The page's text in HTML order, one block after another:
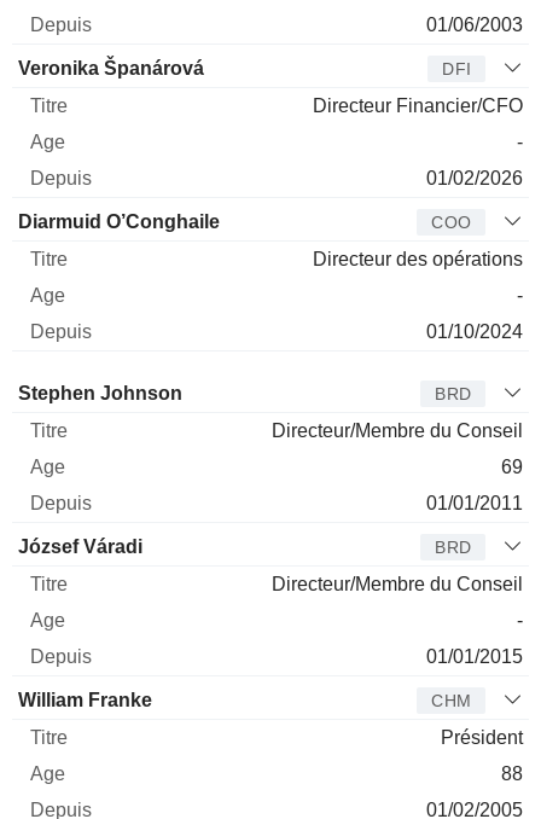
01/06/2003
Veronika Španárová DFI
Directeur Financier/CFO
-
01/02/2026
Diarmuid O’Conghaile COO
Directeur des opérations
-
01/10/2024
Administrateur Titre
Stephen Johnson BRD
Directeur/Membre du Conseil
69
01/01/2011
József Váradi BRD
Directeur/Membre du Conseil
-
01/01/2015
William Franke CHM
Président
88
01/02/2005